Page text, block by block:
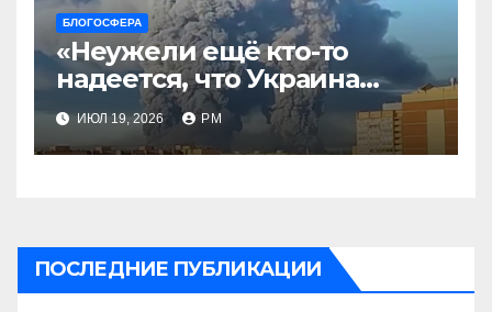
БЛОГОСФЕРА
«Неужели ещё кто-то
надеется, что Украина
будет действовать
непоследовательно?»
ИЮЛ 19, 2026 РМ
ПОСЛЕДНИЕ ПУБЛИКАЦИИ